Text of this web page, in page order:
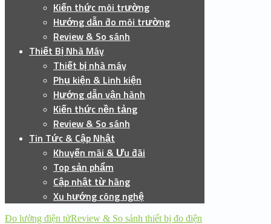
Kiến thức môi trường
Hướng dẫn đo môi trường
Review & So sánh
Thiết Bị Nhà Máy
Thiết bị nhà máy
Phụ kiện & Linh kiện
Hướng dẫn vận hành
Kiến thức nền tảng
Review & So sánh
Tin Tức & Cập Nhật
Khuyến mãi & Ưu đãi
Top sản phẩm
Cập nhật từ hãng
Xu hướng công nghệ
Đo lường điện tửReview & So sánh thiết bị đo điện